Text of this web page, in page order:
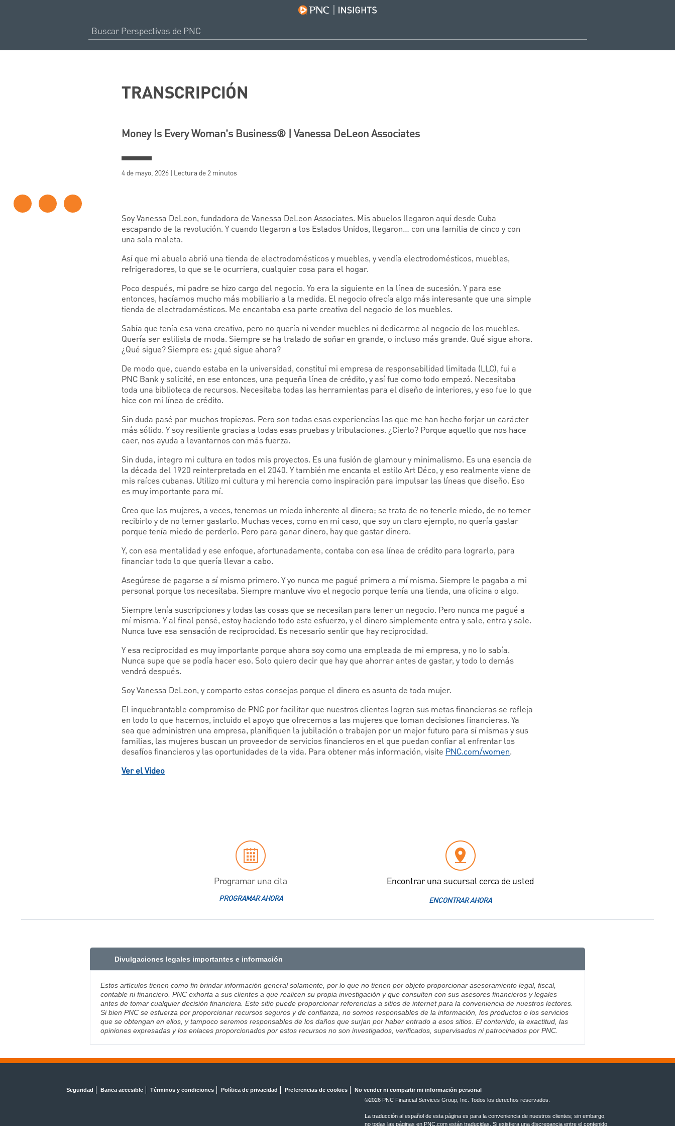
TRANSCRIPCIÓN
Money Is Every Woman’s Business® | Vanessa DeLeon Associates
4 de mayo, 2026 | Lectura de 2 minutos
Soy Vanessa DeLeon, fundadora de Vanessa DeLeon Associates. Mis abuelos llegaron aquí desde Cuba
escapando de la revolución. Y cuando llegaron a los Estados Unidos, llegaron… con una familia de cinco y con
una sola maleta.
Así que mi abuelo abrió una tienda de electrodomésticos y muebles, y vendía electrodomésticos, muebles,
refrigeradores, lo que se le ocurriera, cualquier cosa para el hogar.
Poco después, mi padre se hizo cargo del negocio. Yo era la siguiente en la línea de sucesión. Y para ese
entonces, hacíamos mucho más mobiliario a la medida. El negocio ofrecía algo más interesante que una simple
tienda de electrodomésticos. Me encantaba esa parte creativa del negocio de los muebles.
Sabía que tenía esa vena creativa, pero no quería ni vender muebles ni dedicarme al negocio de los muebles.
Quería ser estilista de moda. Siempre se ha tratado de soñar en grande, o incluso más grande. Qué sigue ahora.
¿Qué sigue? Siempre es: ¿qué sigue ahora?
De modo que, cuando estaba en la universidad, constituí mi empresa de responsabilidad limitada (LLC), fui a
PNC Bank y solicité, en ese entonces, una pequeña línea de crédito, y así fue como todo empezó. Necesitaba
toda una biblioteca de recursos. Necesitaba todas las herramientas para el diseño de interiores, y eso fue lo que
hice con mi línea de crédito.
Sin duda pasé por muchos tropiezos. Pero son todas esas experiencias las que me han hecho forjar un carácter
más sólido. Y soy resiliente gracias a todas esas pruebas y tribulaciones. ¿Cierto? Porque aquello que nos hace
caer, nos ayuda a levantarnos con más fuerza.
Sin duda, integro mi cultura en todos mis proyectos. Es una fusión de glamour y minimalismo. Es una esencia de
la década del 1920 reinterpretada en el 2040. Y también me encanta el estilo Art Déco, y eso realmente viene de
mis raíces cubanas. Utilizo mi cultura y mi herencia como inspiración para impulsar las líneas que diseño. Eso
es muy importante para mí.
Creo que las mujeres, a veces, tenemos un miedo inherente al dinero; se trata de no tenerle miedo, de no temer
recibirlo y de no temer gastarlo. Muchas veces, como en mi caso, que soy un claro ejemplo, no quería gastar
porque tenía miedo de perderlo. Pero para ganar dinero, hay que gastar dinero.
Y, con esa mentalidad y ese enfoque, afortunadamente, contaba con esa línea de crédito para lograrlo, para
financiar todo lo que quería llevar a cabo.
Asegúrese de pagarse a sí mismo primero. Y yo nunca me pagué primero a mí misma. Siempre le pagaba a mi
personal porque los necesitaba. Siempre mantuve vivo el negocio porque tenía una tienda, una oficina o algo.
Siempre tenía suscripciones y todas las cosas que se necesitan para tener un negocio. Pero nunca me pagué a
mí misma. Y al final pensé, estoy haciendo todo este esfuerzo, y el dinero simplemente entra y sale, entra y sale.
Nunca tuve esa sensación de reciprocidad. Es necesario sentir que hay reciprocidad.
Y esa reciprocidad es muy importante porque ahora soy como una empleada de mi empresa, y no lo sabía.
Nunca supe que se podía hacer eso. Solo quiero decir que hay que ahorrar antes de gastar, y todo lo demás
vendrá después.
Soy Vanessa DeLeon, y comparto estos consejos porque el dinero es asunto de toda mujer.
El inquebrantable compromiso de PNC por facilitar que nuestros clientes logren sus metas financieras se refleja
en todo lo que hacemos, incluido el apoyo que ofrecemos a las mujeres que toman decisiones financieras. Ya
sea que administren una empresa, planifiquen la jubilación o trabajen por un mejor futuro para sí mismas y sus
familias, las mujeres buscan un proveedor de servicios financieros en el que puedan confiar al enfrentar los
desafíos financieros y las oportunidades de la vida. Para obtener más información, visite PNC.com/women.
Ver el Video
Programar una cita
PROGRAMAR AHORA
Encontrar una sucursal cerca de usted
ENCONTRAR AHORA
Divulgaciones legales importantes e información
Estos artículos tienen como fin brindar información general solamente, por lo que no tienen por objeto proporcionar asesoramiento legal, fiscal,
contable ni financiero. PNC exhorta a sus clientes a que realicen su propia investigación y que consulten con sus asesores financieros y legales
antes de tomar cualquier decisión financiera. Este sitio puede proporcionar referencias a sitios de internet para la conveniencia de nuestros lectores.
Si bien PNC se esfuerza por proporcionar recursos seguros y de confianza, no somos responsables de la información, los productos o los servicios
que se obtengan en ellos, y tampoco seremos responsables de los daños que surjan por haber entrado a esos sitios. El contenido, la exactitud, las
opiniones expresadas y los enlaces proporcionados por estos recursos no son investigados, verificados, supervisados ni patrocinados por PNC.
Seguridad Banca accesible Términos y condiciones Política de privacidad Preferencias de cookies
No vender ni compartir mi información personal
©2026 PNC Financial Services Group, Inc. Todos los derechos reservados.
La traducción al español de esta página es para la conveniencia de nuestros clientes; sin embargo,
no todas las páginas en PNC.com están traducidas. Si existiera una discrepancia entre el contenido